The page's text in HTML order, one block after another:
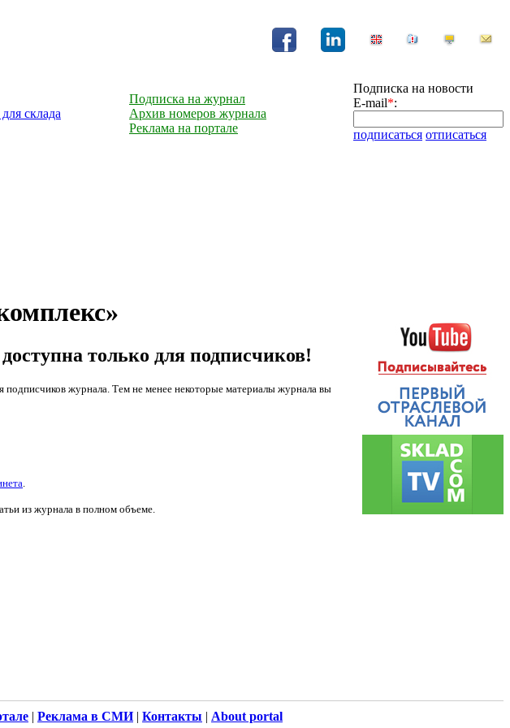
Подписка на журнал
склада
Архив номеров журнала
Реклама на портале
Подписка на новости
E-mail*:
подписаться отписаться
только для подписчиков!
подписчиков журнала. Тем не менее некоторые материалы журнала вы
.
из журнала в полном объеме.
| Реклама в СМИ| Контакты | About portal